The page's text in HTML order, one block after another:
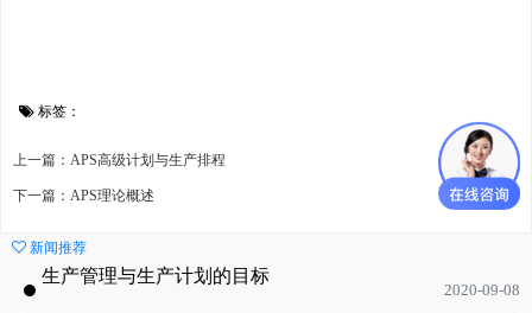
标签：
上一篇：APS高级计划与生产排程
下一篇：APS理论概述
新闻推荐
生产管理与生产计划的目标
2020-09-08